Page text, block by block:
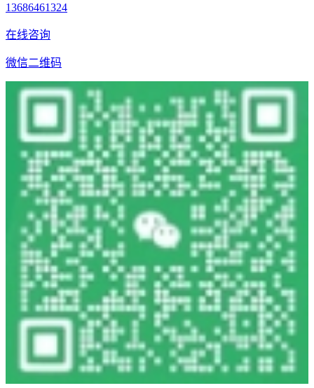
13686461324
在线咨询
微信二维码